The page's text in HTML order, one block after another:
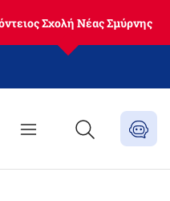
Σχολή Νέας Σμύρνης